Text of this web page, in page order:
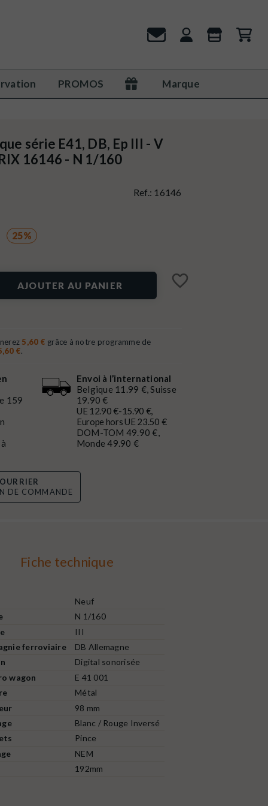
PROMOS Marque
série E41, DB, Ep III - V
16146 - N 1/160
Ref.: 16146
25%
AJOUTER AU PANIER favorite_border
5,60 € grâce à notre programme de
€.
159
Envoi à l’international
Belgique 11.99 €, Suisse
19.90 €
UE 12.90 €-15.90 €,
Europe hors UE 23.50 €
DOM-TOM 49.90 €,
Monde 49.90 €
DE COMMANDE
Fiche technique
Neuf
N 1/160
III
ferroviaire
DB Allemagne
Digital sonorisée
wagon
E 41 001
Métal
98 mm
Blanc / Rouge Inversé
Pince
NEM
192mm